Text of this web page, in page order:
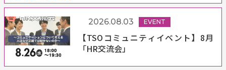
【TSOコミュニティイベント】8月
「HR交流会」
2026.08.03 EVENT